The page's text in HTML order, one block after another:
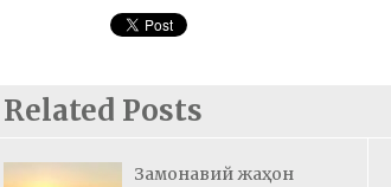
Related Posts
Замонавий жаҳон